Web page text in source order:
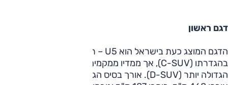
דגם ראשון
הדגם המוצג כעת בישראל הוא U5 – רכב פנאי קומפקטי
בהגדרתו (C-SUV), אך ממדיו ממקמים אותו בקטגוריה הבינונית